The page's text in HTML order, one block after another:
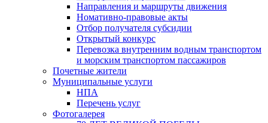
Направления и маршруты движения
Номативно-правовые акты
Отбор получателя субсидии
Открытый конкурс
Перевозка внутренним водным транспортом
и морским транспортом пассажиров
Почетные жители
Муниципальные услуги
НПА
Перечень услуг
Фотогалерея